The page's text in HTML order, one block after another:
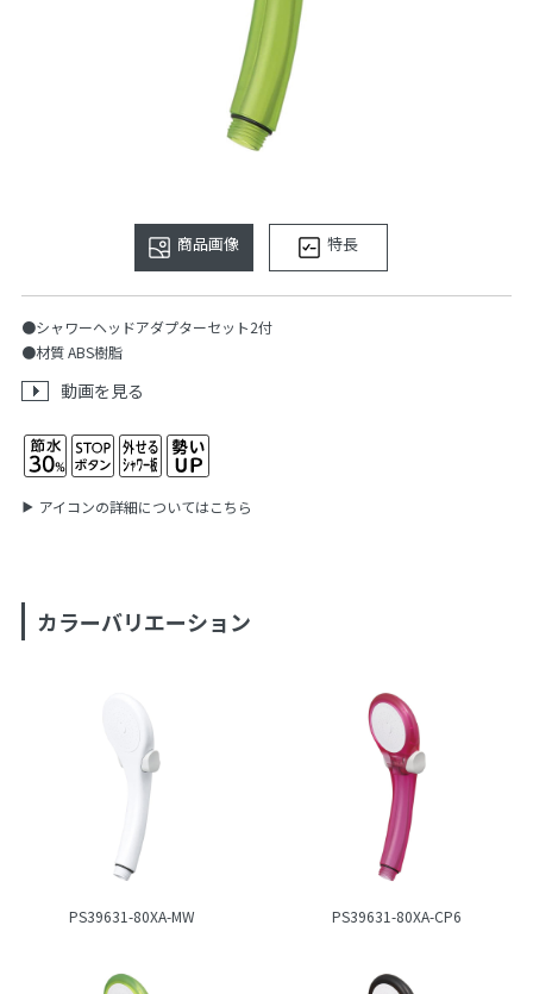
商品画像 特長
●シャワーヘッドアダプターセット2付
●材質 ABS樹脂
動画を見る
アイコンの詳細についてはこちら
カラーバリエーション
PS39631-80XA-MW PS39631-80XA-CP6